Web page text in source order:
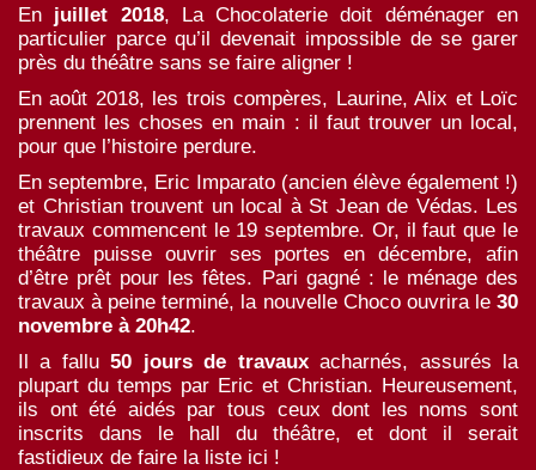
En juillet 2018, La Chocolaterie doit déménager en
particulier parce qu’il devenait impossible de se garer
près du théâtre sans se faire aligner !
En août 2018, les trois compères, Laurine, Alix et Loïc
prennent les choses en main : il faut trouver un local,
pour que l’histoire perdure.
En septembre, Eric Imparato (ancien élève également !)
et Christian trouvent un local à St Jean de Védas. Les
travaux commencent le 19septembre. Or, il faut que le
théâtre puisse ouvrir ses portes en décembre, afin
d’être prêt pour les fêtes. Pari gagné : le ménage des
travaux à peine terminé, la nouvelle Choco ouvrira le 30
novembre à 20h42.
Il a fallu50 jours de travauxacharnés, assurés la
plupart du temps par Eric et Christian. Heureusement,
ils ont été aidés par tous ceux dont les noms sont
inscrits dans le hall du théâtre, et dont il serait
fastidieux de faire la liste ici !